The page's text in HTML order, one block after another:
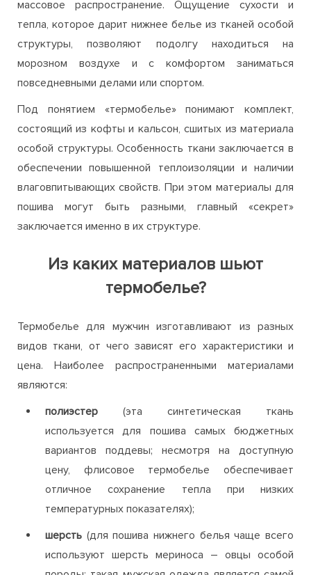
массовое распространение. Ощущение сухости и
тепла, которое дарит нижнее белье из тканей особой
структуры, позволяют подолгу находиться на
морозном воздухе и с комфортом заниматься
повседневными делами или спортом.
Под понятием «термобелье» понимают комплект,
состоящий из кофты и кальсон, сшитых из материала
особой структуры. Особенность ткани заключается в
обеспечении повышенной теплоизоляции и наличии
влаговпитывающих свойств. При этом материалы для
пошива могут быть разными, главный «секрет»
заключается именно в их структуре.
Из каких материалов шьют
термобелье?
Термобелье для мужчин изготавливают из разных
видов ткани, от чего зависят его характеристики и
цена. Наиболее распространенными материалами
являются:
полиэстер (эта синтетическая ткань
используется для пошива самых бюджетных
вариантов поддевы; несмотря на доступную
цену, флисовое термобелье обеспечивает
отличное сохранение тепла при низких
температурных показателях);
шерсть (для пошива нижнего белья чаще всего
используют шерсть мериноса – овцы особой